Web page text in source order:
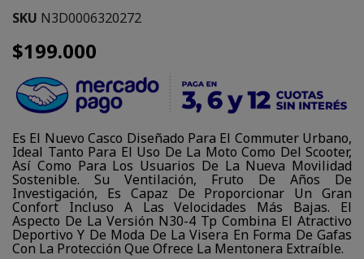
SKU N3D0006320272
$199.000
Es El Nuevo Casco Diseñado Para El Commuter Urbano,
Ideal Tanto Para El Uso De La Moto Como Del Scooter,
Así Como Para Los Usuarios De La Nueva Movilidad
Sostenible. Su Ventilación, Fruto De Años De
Investigación, Es Capaz De Proporcionar Un Gran
Confort Incluso A Las Velocidades Más Bajas. El
Aspecto De La Versión N30-4 Tp Combina El Atractivo
Deportivo Y De Moda De La Visera En Forma De Gafas
Con La Protección Que Ofrece La Mentonera Extraíble.